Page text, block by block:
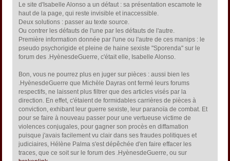
Le site d'Isabelle Alonso a un défaut : sa présentation escamote le
haut de la page, qui reste invisible et inaccessible.
Deux solutions : passer au texte source.
Ou contrer les défauts de l'une par les défauts de l'autre.
Première information donnée par l'une ou l'autre de ces manips : le
pseudo psychorigide et pleine de haine sexiste "Sporenda" sur le
forum des .HyènesdeGuerre, c'était elle, Isabelle Alonso.
Bon, vous ne pourrez plus en juger sur pièces : aussi bien les
.HyènesdeGuerre que Michèle Dayras ont fermé leurs forums
respectifs, ne laissent plus filtrer que des articles visés par la
direction. En effet, c'étaient de formidables carrières de pièces à
conviction, exhibant leur guerre sexiste, leur paranoïa de combat. Et
pour se faire à nouveau passer pour une vertueuse victime de
violences conjugales, pour gagner son procès en diffamation
puisque j'avais facilement vu clair dans ses fraudes politiques et
judiciaires, Hélène Palma s'est dépêchée d'en faire effacer les
traces, que ce soit sur le forum des .HyènesdeGuerre, ou sur